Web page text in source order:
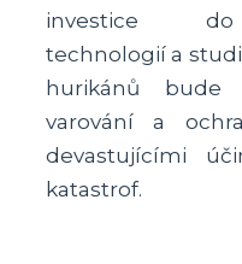
investice do
technologií a
hurikánů bude
varování a
devastujícími
katastrof.